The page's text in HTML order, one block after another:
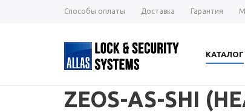
Способы оплаты Доставка Гарантия
КАТАЛОГ
ZEOS-AS-SHI